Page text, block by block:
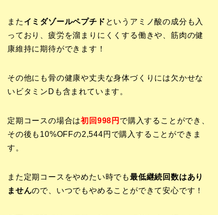
また イミダゾールペプチド というアミノ酸の成分も入
っており、疲労を溜まりにくくする働きや、筋肉の健
康維持に期待ができます！
その他にも骨の健康や丈夫な身体づくりには欠かせな
いビタミンDも含まれています。
定期コースの場合は初回998円 で購入することができ、
その後も10%OFFの2,544円で購入することができま
す。
また定期コースをやめたい時でも最低継続回数はあり
ませんので、いつでもやめることができて安心です！